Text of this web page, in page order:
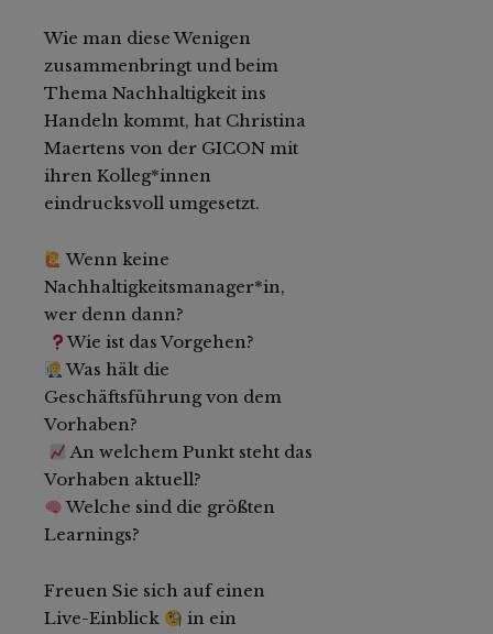
Wie man diese Wenigen
zusammenbringt und beim
Thema Nachhaltigkeit ins
Handeln kommt, hat Christina
Maertens von der GICON mit
ihren Kolleg*innen
eindrucksvoll umgesetzt.
Wenn keine
Nachhaltigkeitsmanager*in,
wer denn dann?
Wie ist das Vorgehen?
Was hält die
Geschäftsführung von dem
Vorhaben?
An welchem Punkt steht das
Vorhaben aktuell?
Welche sind die größten
Learnings?
Freuen Sie sich auf einen
Live-Einblick
in ein